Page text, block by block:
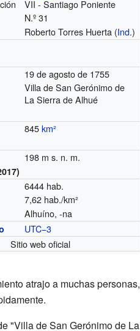
VII - Santiago Poniente
N.º 31
Roberto Torres Huerta (Ind.)
19 de agosto de 1755
Villa de San Gerónimo de
La Sierra de Alhué
845km²
198 m s. n. m.
6444 hab.
7,62 hab./km²
Alhuíno, -na
UTC−3
Sitio web oficial
atrajo a muchas personas,
"Villa de San Gerónimo de La